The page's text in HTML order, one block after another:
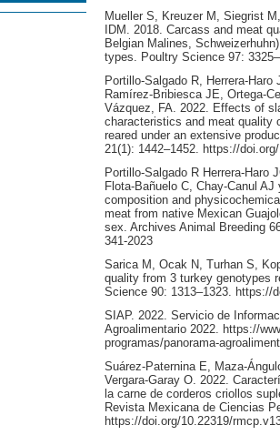
Mueller S, Kreuzer M, Siegrist
IDM. 2018. Carcass and meat
Belgian Malines,
types. Poultry Science 97:
Portillo-Salgado R, Herrera-
Ramírez-Bribiesca JE, Ortega-
Vázquez, FA. 2022. Effects of
characteristics and meat quality
reared under an extensive
21(1): 1442–1452. https://
Portillo-Salgado R Herrera-
Flota-Bañuelo C, Chay-Canul
composition and
meat from native Mexican
sex. Archives Animal Breeding
341-2023
Sarica M, Ocak N, Turhan S,
quality from 3 turkey genotypes
Science 90: 1313–1323. https://
SIAP. 2022. Servicio de
Agroalimentario 2022. https://
programas/panorama-
Suárez-Paternina E, Maza-
Vergara-Garay O. 2022.
la carne de corderos criollos
Revista Mexicana de Ciencias
https://doi.org/10.22319/